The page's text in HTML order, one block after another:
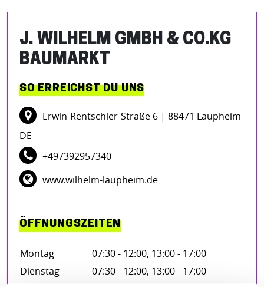
J. WILHELM GMBH & CO.KG
BAUMARKT
SO ERREICHST DU UNS
Erwin-Rentschler-Straße 6 | 88471 Laupheim
DE
+497392957340
www.wilhelm-laupheim.de
ÖFFNUNGSZEITEN
Montag
07:30 - 12:00, 13:00 - 17:00
Dienstag
07:30 - 12:00, 13:00 - 17:00